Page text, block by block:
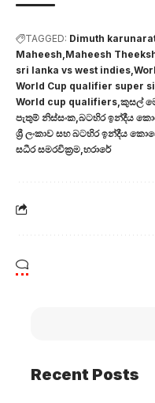
TAGGED: Dimuth
Maheesh Maheesh
sri lanka vs west indies
World Cup qualifier super
World cup qualifiers කුසල්
පැතුම් නිස්සංක බටහිර ඉන්දීය
ශ්‍රී ලංකාව සහ බටහිර ඉන්දීය
සධීර සමරවික්‍රම හරාරේ
Recent Posts